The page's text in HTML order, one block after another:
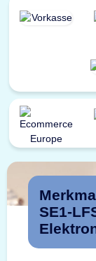
SE1-